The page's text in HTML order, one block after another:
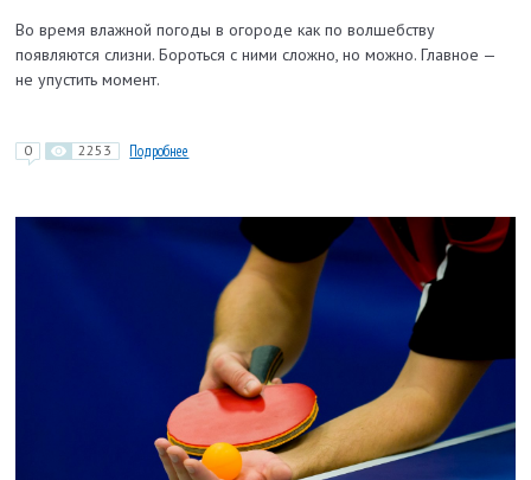
Во время влажной погоды в огороде как по волшебству
появляются слизни. Бороться с ними сложно, но можно. Главное —
не упустить момент.
0 2253 Подробнее